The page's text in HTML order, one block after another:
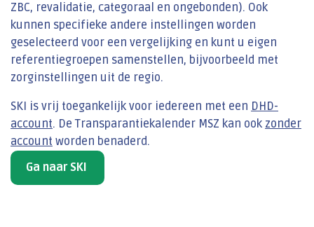
ZBC, revalidatie, categoraal en ongebonden). Ook
kunnen specifieke andere instellingen worden
geselecteerd voor een vergelijking en kunt u eigen
referentiegroepen samenstellen, bijvoorbeeld met
zorginstellingen uit de regio.
SKI is vrij toegankelijk voor iedereen met een DHD-
account. De Transparantiekalender MSZ kan ook zonder
account worden benaderd.
Ga naar SKI